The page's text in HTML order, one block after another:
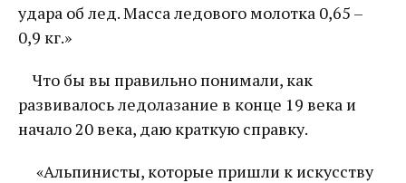
удара об лед. Масса ледового молотка 0,65 –
0,9 кг.»
Что бы вы правильно понимали, как
развивалось ледолазание в конце 19 века и
начало 20 века, даю краткую справку.
«Альпинисты, которые пришли к искусству